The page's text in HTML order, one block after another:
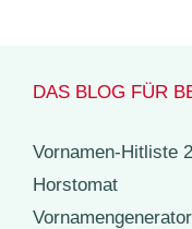
DAS BLOG FÜR
Vornamen-Hitliste
Horstomat
Vornamengenerator